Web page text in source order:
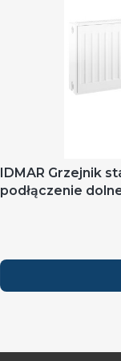
IDMAR Grzejnik
podłączenie